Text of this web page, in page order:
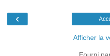
‹
Afficher la
Fourni